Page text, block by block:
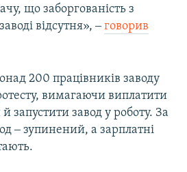
що заборгованість з
відсутня», ‒говорив
200 працівників заводу
вимагаючи виплатити
запустити завод у роботу. За
‒ зупинений, а зарплатні